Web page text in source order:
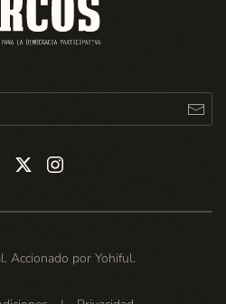
Accionado por Yohiful.